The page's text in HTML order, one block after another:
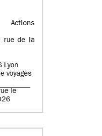
rue de la
Lyon
voyages
le